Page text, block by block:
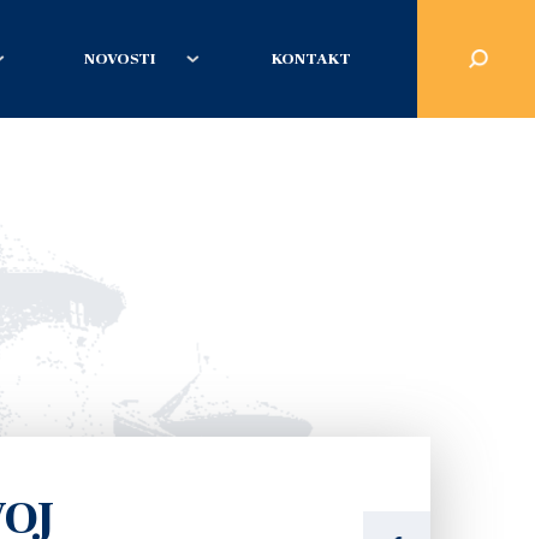
NOVOSTI KONTAKT